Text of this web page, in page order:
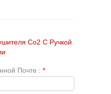
Co2 С Ручкой
Почте : *